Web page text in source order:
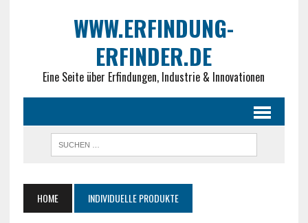
WWW.ERFINDUNG-
ERFINDER.DE
Eine Seite über Erfindungen, Industrie & Innovationen
HOME INDIVIDUELLE PRODUKTE